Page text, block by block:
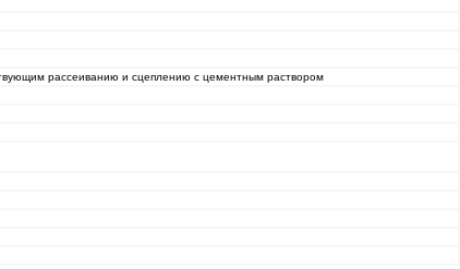
рассеиванию и сцеплению с цементным раствором